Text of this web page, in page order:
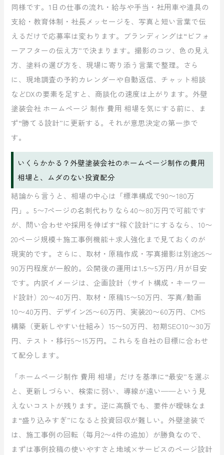
同様です。1日の仕事の流れ・給与や手当・社用車や道具の
支給・教育体制・社長メッセージを、写真と短い言葉で伝
えるだけで応募率は変わります。ブランディングは“ビフォ
ーアフターの伝え方”で決まります。撮影のコツ、色の見え
方、塗料の選び方を、現場に寄り添う言葉で整理。さら
に、現地調査の予約カレンダーや自動返信、チャット相談
などDXの要素を足すと、商談化の速度は上がります。外壁
塗装会社 ホームページ 制作 費用 相場を気にする前に、ま
ず“勝てる設計”に更新する。それが意思決定の第一歩で
す。
いくらかかる？外壁塗装会社のホームページ制作の費用
相場と、ムダのない投資配分
結論から言うと、相場の中心は「標準構成で90〜180万
円」。5〜7ページの名刺代わりなら40〜80万円で可能です
が、問い合わせや採用を伸ばす“稼ぐ設計”にするなら、10〜
20ページ規模＋施工事例機能＋求人強化まで見ておくのが
現実的です。さらに、取材・原稿作成・写真撮影は別途25〜
90万円程度が一般的。公開後の運用は1.5〜5万円/月が目安
です。内訳イメージは、企画設計（サイト構成・キーワー
ド設計）20〜40万円、取材・原稿15〜50万円、写真/動画
10〜40万円、デザイン25〜60万円、実装20〜60万円、CMS
構築（更新しやすい仕組み）15〜50万円、初期SEO10〜30万
円、テスト・移行5〜15万円。これらを自社の目標に合わせ
て配分します。
「ホームページ制作 費用 相場」だけを基準に“最安”を選ぶ
と、更新しづらい、検索に弱い、導線が遠い——という見
えないコストが残ります。逆に高額でも、要件が曖昧なま
ま“盛り込みすぎ”になると投資回収が難しい。外壁塗装で
は、施工事例の回転（毎月2〜4件の追加）が勝負なので、
まずは事例投稿の使いやすさと地域×サービスのページ設計